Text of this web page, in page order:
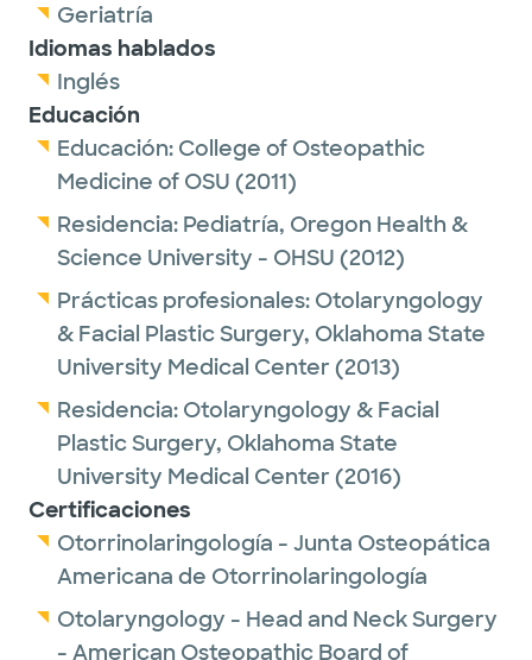
Geriatría
Idiomas hablados
Inglés
Educación
Educación: College of Osteopathic
Medicine of OSU (2011)
Residencia: Pediatría, Oregon Health &
Science University - OHSU (2012)
Prácticas profesionales: Otolaryngology
& Facial Plastic Surgery, Oklahoma State
University Medical Center (2013)
Residencia: Otolaryngology & Facial
Plastic Surgery, Oklahoma State
University Medical Center (2016)
Certificaciones
Otorrinolaringología - Junta Osteopática
Americana de Otorrinolaringología
Otolaryngology - Head and Neck Surgery
- American Osteopathic Board of